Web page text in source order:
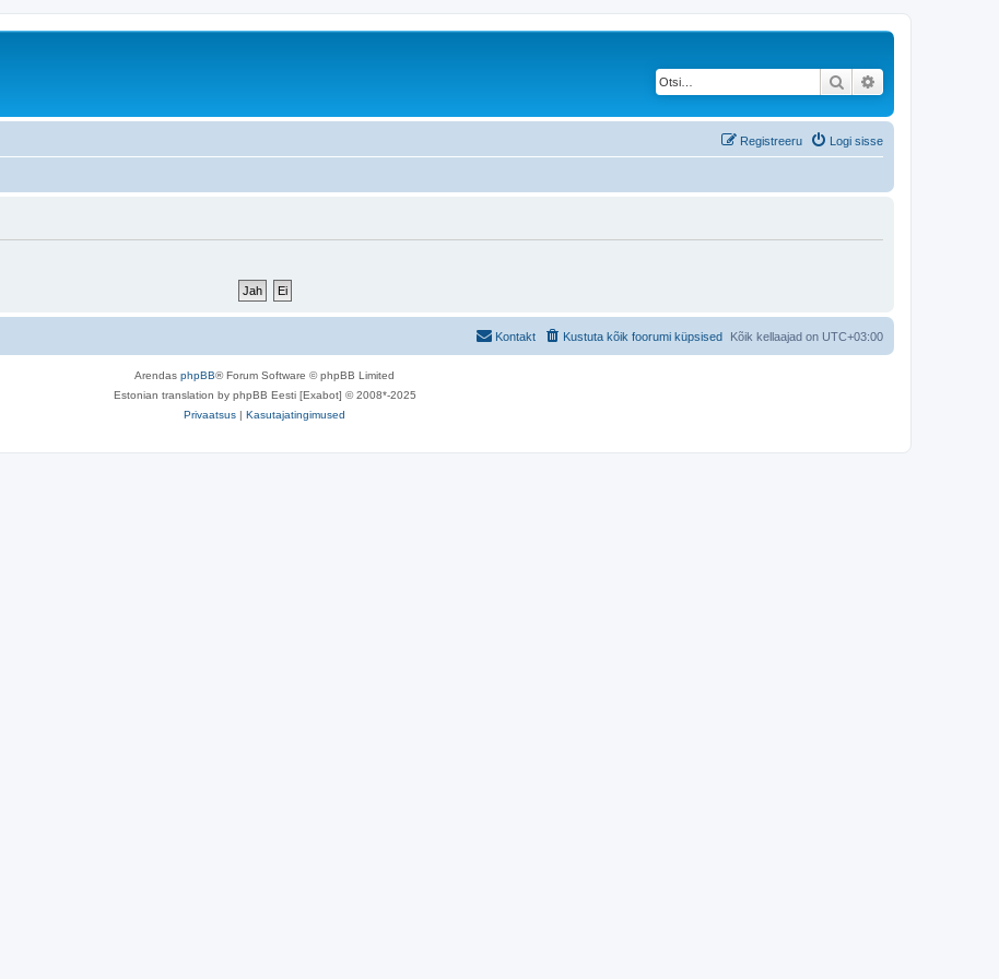
Otsi
Logi sisse
Registreeru
Kõik kellaajad on UTC+03:00
Kustuta kõik foorumi küpsised
Kontakt
Arendas phpBB® Forum Software © phpBB Limited
Estonian translation by phpBB Eesti [Exabot] © 2008*-2025
Privaatsus | Kasutajatingimused